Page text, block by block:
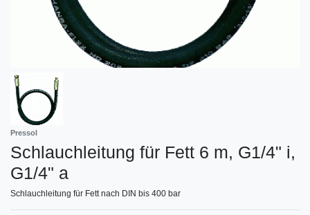
Pressol
Schlauchleitung für Fett 6 m, G1/4" i,
G1/4" a
Schlauchleitung für Fett nach DIN bis 400 bar